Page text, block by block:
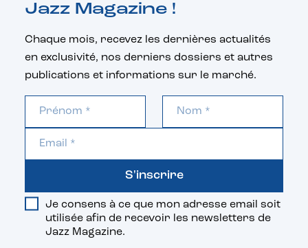
Jazz Magazine !
Chaque mois, recevez les dernières actualités
en exclusivité, nos derniers dossiers et autres
publications et informations sur le marché.
Je consens à ce que mon adresse email soit
utilisée afin de recevoir les newsletters de
Jazz Magazine.
S'inscrire